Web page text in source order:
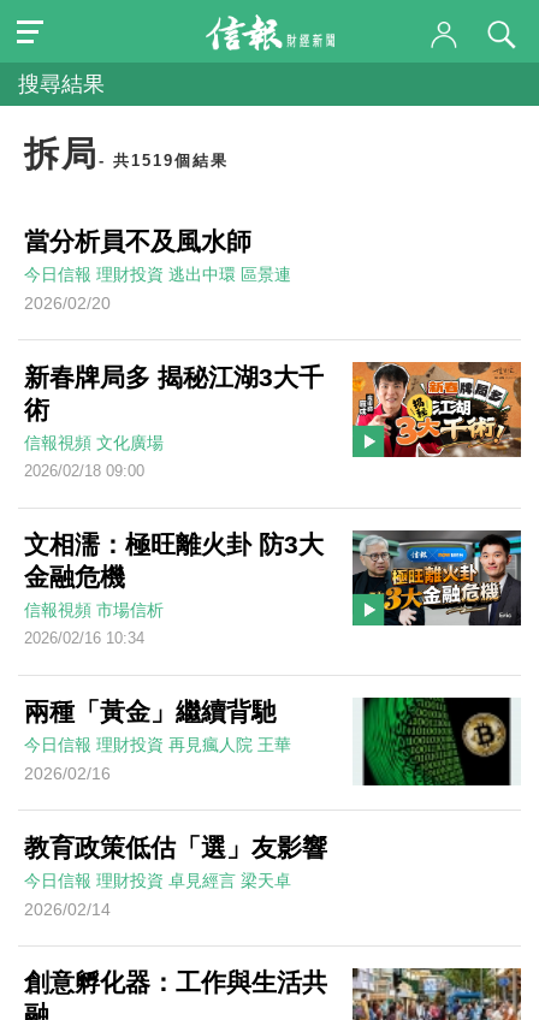
搜尋結果
拆局 - 共1519個結果
當分析員不及風水師
今日信報 理財投資 逃出中環 區景連
2026/02/20
新春牌局多 揭秘江湖3大千
術
信報視頻 文化廣場
2026/02/18 09:00
文相濡：極旺離火卦 防3大
金融危機
信報視頻 市場信析
2026/02/16 10:34
兩種「黃金」繼續背馳
今日信報 理財投資 再見瘋人院 王華
2026/02/16
教育政策低估「選」友影響
今日信報 理財投資 卓見經言 梁天卓
2026/02/14
創意孵化器：工作與生活共